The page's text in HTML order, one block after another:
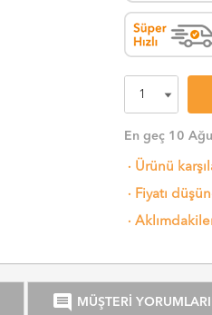
En geç 10
· Ürünü
· Fiyatı
·
comment MÜŞTERİ YORUMLARI